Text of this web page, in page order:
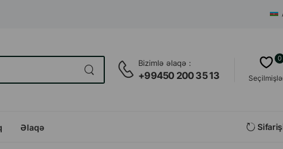
Bizimlə əlaqə :
+99450 200 35 13
0
Əlaqə